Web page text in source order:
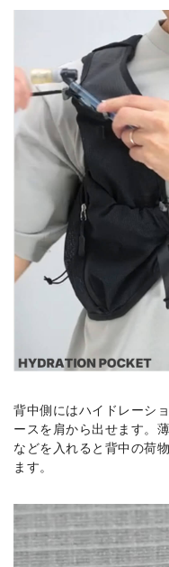
背中側にはハイドレーシ
ースを肩から出せます。
などを入れると背中の荷
ます。